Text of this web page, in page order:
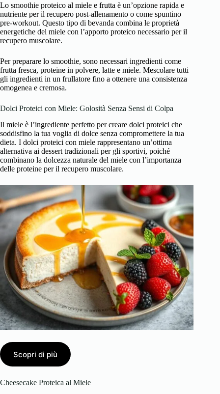
Lo smoothie proteico al miele e frutta è un’opzione rapida e
nutriente per il recupero post-allenamento o come spuntino
pre-workout. Questo tipo di bevanda combina le proprietà
energetiche del miele con l’apporto proteico necessario per il
recupero muscolare.
Per preparare lo smoothie, sono necessari ingredienti come
frutta fresca, proteine in polvere, latte e miele. Mescolare tutti
gli ingredienti in un frullatore fino a ottenere una consistenza
omogenea e cremosa.
Dolci Proteici con Miele: Golosità Senza Sensi di Colpa
Il miele è l’ingrediente perfetto per creare dolci proteici che
soddisfino la tua voglia di dolce senza compromettere la tua
dieta. I dolci proteici con miele rappresentano un’ottima
alternativa ai dessert tradizionali per gli sportivi, poiché
combinano la dolcezza naturale del miele con l’importanza
delle proteine per il recupero muscolare.
Scopri di più
Cheesecake Proteica al Miele